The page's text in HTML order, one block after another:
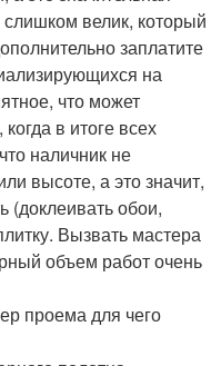
велик, который
заплатите
на
что может
в итоге всех
наличник не
высоте, а это значит,
(доклеивать обои,
Вызвать мастера
объем работ очень
проема для чего